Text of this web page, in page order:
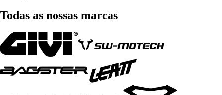
Todas as nossas marcas